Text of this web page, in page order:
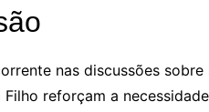
nas discussões sobre
reforçam a